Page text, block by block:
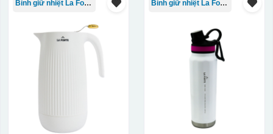
Bình giữ nhiệt La Fonte Bình giữ nhiệt La Fonte